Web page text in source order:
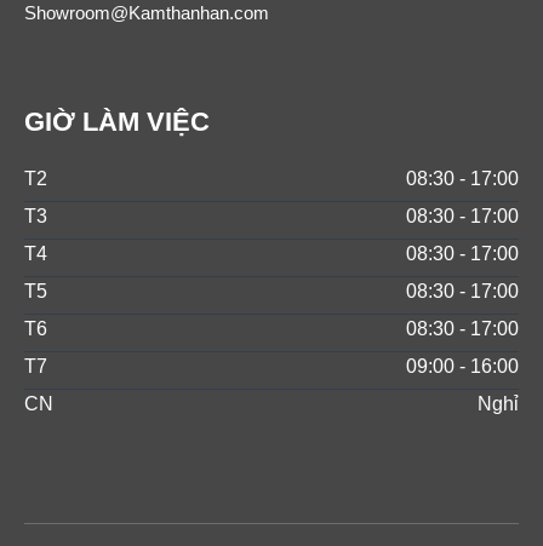
Showroom@Kamthanhan.com
GIỜ LÀM VIỆC
T2
08:30 - 17:00
T3
08:30 - 17:00
T4
08:30 - 17:00
T5
08:30 - 17:00
T6
08:30 - 17:00
T7
09:00 - 16:00
CN
Nghỉ